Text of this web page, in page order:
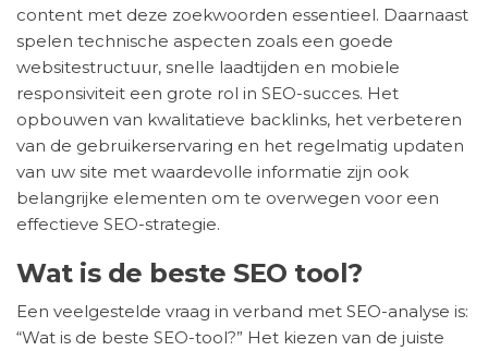
content met deze zoekwoorden essentieel. Daarnaast
spelen technische aspecten zoals een goede
websitestructuur, snelle laadtijden en mobiele
responsiviteit een grote rol in SEO-succes. Het
opbouwen van kwalitatieve backlinks, het verbeteren
van de gebruikerservaring en het regelmatig updaten
van uw site met waardevolle informatie zijn ook
belangrijke elementen om te overwegen voor een
effectieve SEO-strategie.
Wat is de beste SEO tool?
Een veelgestelde vraag in verband met SEO-analyse is:
“Wat is de beste SEO-tool?” Het kiezen van de juiste